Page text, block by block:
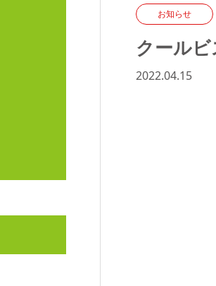
お知らせ
クール
2022.04.15